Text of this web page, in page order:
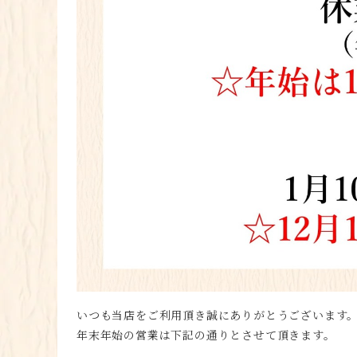
いつも当店をご利用頂き誠にありがとうございます
年末年始の営業は下記の通りとさせて頂きます。